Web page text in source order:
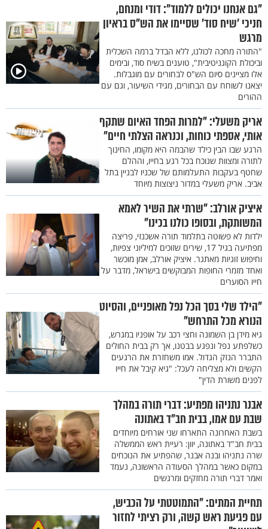
"גם אנחנו יכולים ללמוד": דודי ומנחם,
חניכי ’שיח סוד’ שסיימו את הש"ס בראיון
מרגש
"התורה מחכה לכולנו, ללא הבדל ברמה השכלית
וביכולת הקוגניטיבית", טוענים בשיח סוד, ובימים
אלו מציינים סיום הש"ס לבחורים עם מוגבלות.
יצאנו לשוחח עם הבחורים, מגידי השיעור, וגם עם
ההורים
אריק משעלי: "למרות הפחד האיום שתקף
אותי, אספתי כוחות, וכנראה הצלתי חיים"
הרגע שבו הבין כילד שהבמה היא מקומו, החינוך
לתורה ומצוות שנוכח בכל רגע בחייו, וההלם
שחטף בעקבות התעלמותם של שכניו לבניין בתל
אביב. אריק משעלי במדור ניצוצות מיוחד
איציק אורלב: "שרתי את השיר לאמא
המשותקת, ובסופו כולנו בכינו"
ילדות לא פשוטה בתלמוד תורה אשכנזי, פריצה
מפתיעה בגיל 17, שירים שזוכים למיליוני צפיות,
וחיפוש זוגיות מאתגר. איציק אורלב, אמן מוכשר
ואחד מזמרי החופות המבוקשים בישראל, מדבר על
חייו הסוערים
"הילד שלי בסך הכל נפל מאופניים, והסיוט
הנורא מכל התרחש"
גיא מידן בן השמונה וחצי רכב על אופניו במגרש,
כשלפתע נפל ונפגע בבטנו, אך רק בבית החולים
התברר הנזק הגדול. אמו משחזרת את הרגעים
הקשים ולא מצליחה לעכל: "גיא קיבל את חייו
לפנים משורת הדין"
אבנר נתניהו מפתיע: דברי תורה במהלך
שבת עם אמו, בבית חב"ד באתונה
בשבת האחרונה התארחו שני אורחים מיוחדים
בבית חב"ד באתונה, יוון: רעיית ראש הממשלה
שרה נתניהו ובנה אבנר, שהפתיע את הנוכחים
במקום כאשר במהלך הסעודה הראשונה, נעמד
ואמר דברי תורה מחזקים ומרגשים
תחיית המתים: "התמוטטתי על הכביש,
עם פגיעת ראש קשה, ורק רציתי לחזור